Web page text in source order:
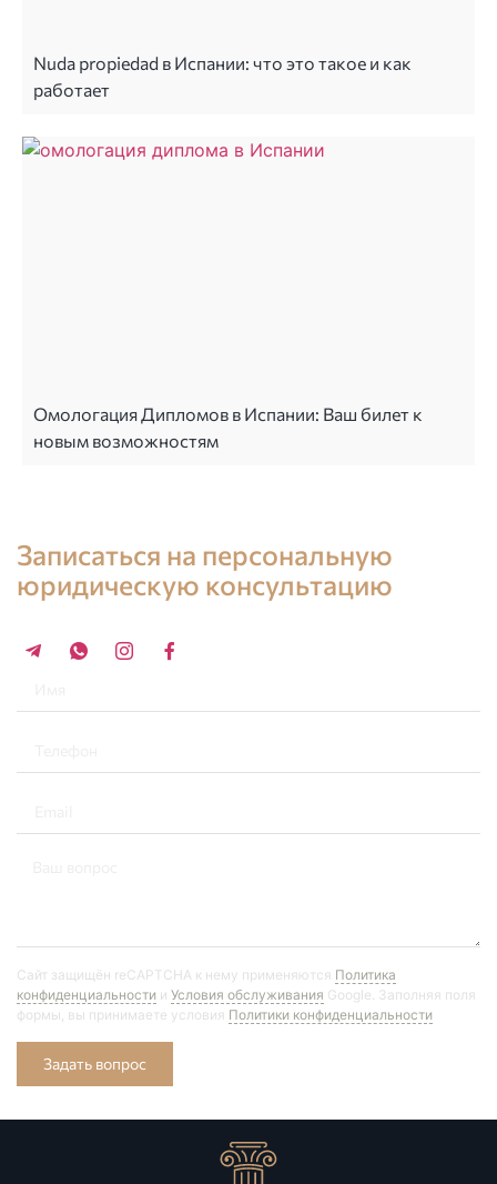
Nuda propiedad в Испании: что это такое и как
работает
Омологация Дипломов в Испании: Ваш билет к
новым возможностям
Записаться на персональную
юридическую консультацию
Сайт защищён reCAPTCHA к нему применяются Политика
конфиденциальности и Условия обслуживания Google. Заполняя поля
формы, вы принимаете условия Политики конфиденциальности
Задать вопрос